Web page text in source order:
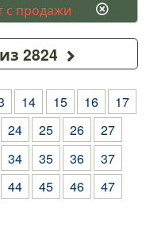
с продажи
2824
14 15 16
17
24 25 26
27
34 35 36
37
44 45 46
47